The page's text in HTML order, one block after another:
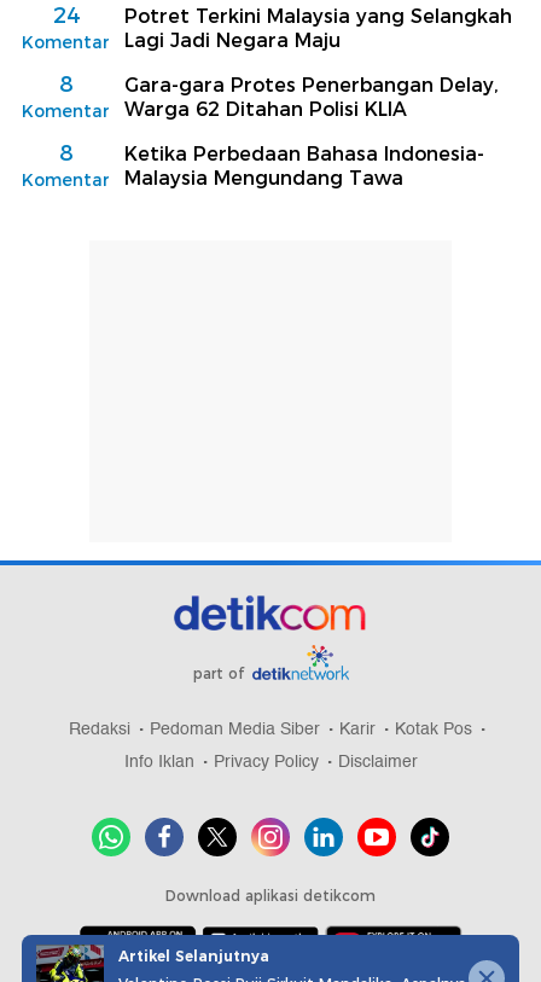
24
Komentar
Potret Terkini Malaysia yang Selangkah
Lagi Jadi Negara Maju
8
Komentar
Gara-gara Protes Penerbangan Delay,
Warga 62 Ditahan Polisi KLIA
8
Komentar
Ketika Perbedaan Bahasa Indonesia-
Malaysia Mengundang Tawa
part of
Redaksi Pedoman Media Siber Karir
Kotak Pos
Info Iklan
Privacy Policy Disclaimer
Download aplikasi detikcom
Artikel Selanjutnya